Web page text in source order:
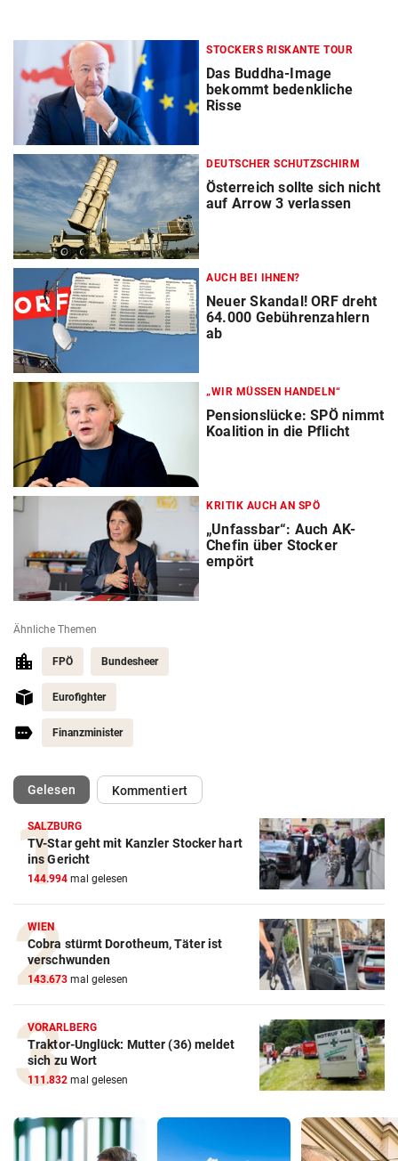
STOCKERS RISKANTE TOUR
Das Buddha-Image
bekommt bedenkliche
Risse
DEUTSCHER SCHUTZSCHIRM
Österreich sollte sich nicht
auf Arrow 3 verlassen
AUCH BEI IHNEN?
Neuer Skandal! ORF dreht
64.000 Gebührenzahlern
ab
„WIR MÜSSEN HANDELN“
Pensionslücke: SPÖ nimmt
Koalition in die Pflicht
KRITIK AUCH AN SPÖ
„Unfassbar“: Auch AK-
Chefin über Stocker
empört
Ähnliche Themen
FPÖ Bundesheer
Eurofighter
Finanzminister
Gelesen(ausgewählt)Kommentiert
SALZBURG
TV-Star geht mit Kanzler Stocker hart
ins Gericht
144.994 mal gelesen
WIEN
Cobra stürmt Dorotheum, Täter ist
verschwunden
143.673 mal gelesen
VORARLBERG
Traktor-Unglück: Mutter (36) meldet
sich zu Wort
111.832 mal gelesen